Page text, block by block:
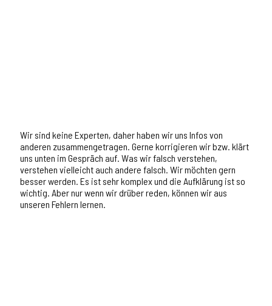
Wir sind keine Experten, daher haben wir uns Infos von
anderen zusammengetragen. Gerne korrigieren wir bzw. klärt
uns unten im Gespräch auf. Was wir falsch verstehen,
verstehen vielleicht auch andere falsch. Wir möchten gern
besser werden. Es ist sehr komplex und die Aufklärung ist so
wichtig. Aber nur wenn wir drüber reden, können wir aus
unseren Fehlern lernen.